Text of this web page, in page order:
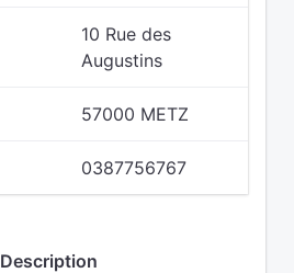
10 Rue des
Augustins
57000 METZ
0387756767
Description